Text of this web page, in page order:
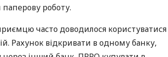
роботу.
часто доводилося користуватися
Рахунок відкривати в одному банку,